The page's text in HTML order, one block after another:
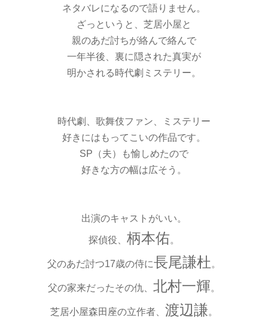
ネタバレになるので語りません。
ざっというと、芝居小屋と
親のあだ討ちが絡んで絡んで
一年半後、裏に隠された真実が
明かされる時代劇ミステリー。
時代劇、歌舞伎ファン、ミステリー
好きにはもってこいの作品です。
SP（夫）も愉しめたので
好きな方の幅は広そう。
出演のキャストがいい。
探偵役、 柄本佑。
父のあだ討つ17歳の侍に長尾謙杜。
父の家来だったその仇、 北村一輝。
芝居小屋森田座の立作者、 渡辺謙。